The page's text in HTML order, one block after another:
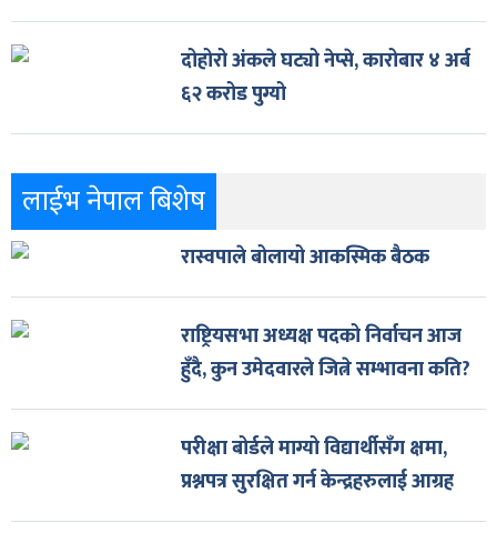
दोहोरो अंकले घट्यो नेप्से, कारोबार ४ अर्ब
६२ करोड पुग्यो
लाईभ नेपाल बिशेष
रास्वपाले बोलायो आकस्मिक बैठक
राष्ट्रियसभा अध्यक्ष पदको निर्वाचन आज
हुँदै, कुन उमेदवारले जित्ने सम्भावना कति?
परीक्षा बोर्डले माग्यो विद्यार्थीसँग क्षमा,
प्रश्नपत्र सुरक्षित गर्न केन्द्रहरुलाई आग्रह